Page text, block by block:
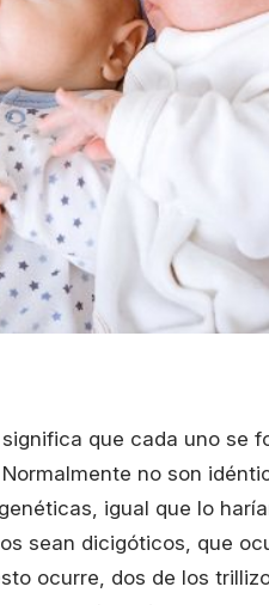
que cada uno se
no son
igual que lo
sean dicigóticos, que
ocurre, dos de los